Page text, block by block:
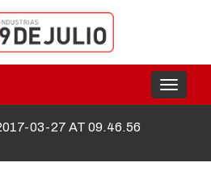
Toggle
03-27 AT 09.46.56